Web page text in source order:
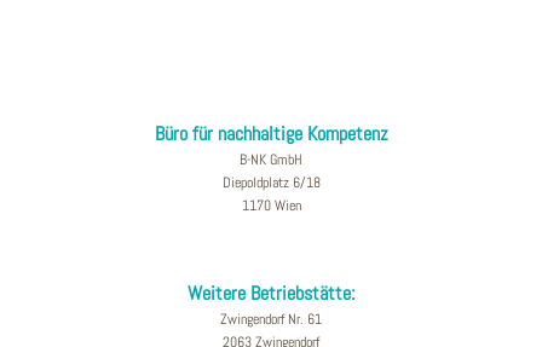
Büro für nachhaltige Kompetenz
B-NK GmbH
Diepoldplatz 6/18
1170 Wien
Weitere Betriebstätte:
Zwingendorf Nr. 61
2063 Zwingendorf